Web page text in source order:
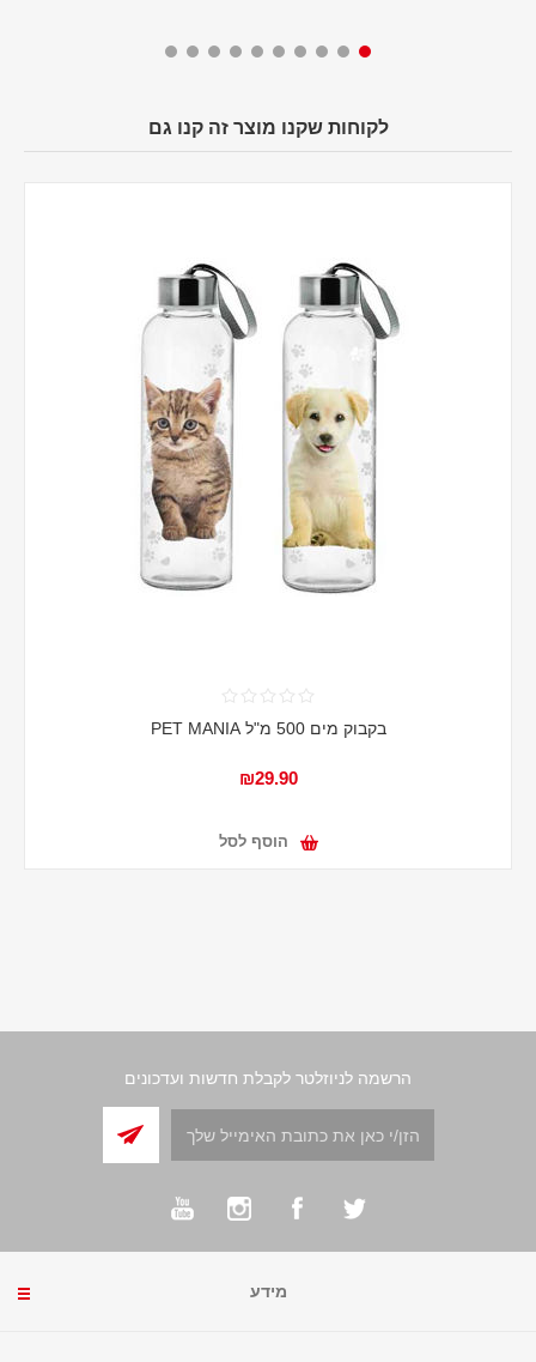
לקוחות שקנו מוצר זה קנו גם
בקבוק מים 500 מ"ל PET MANIA
₪29.90
הוסף לסל
הרשמה לניוזלטר לקבלת חדשות ועדכונים
מידע